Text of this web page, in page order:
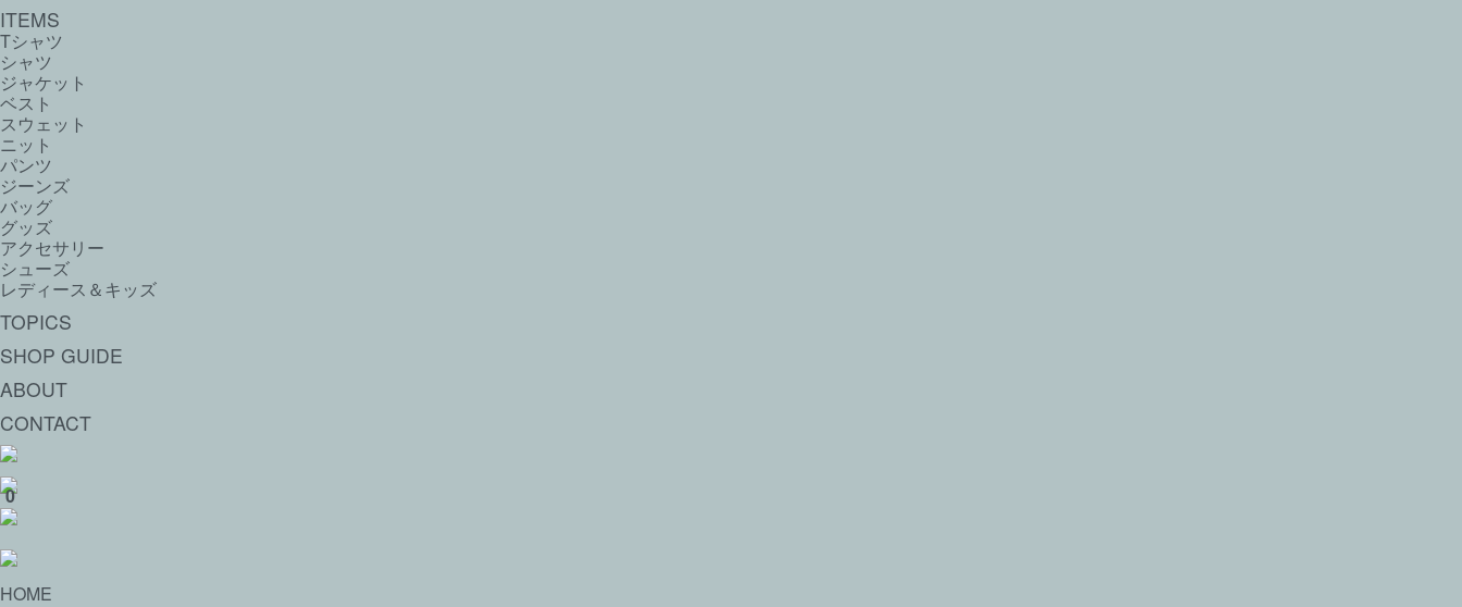
ITEMS
Tシャツ
シャツ
ジャケット
ベスト
スウェット
ニット
パンツ
ジーンズ
バッグ
グッズ
アクセサリー
シューズ
レディース＆キッズ
TOPICS
SHOP GUIDE
ABOUT
CONTACT
0
HOME